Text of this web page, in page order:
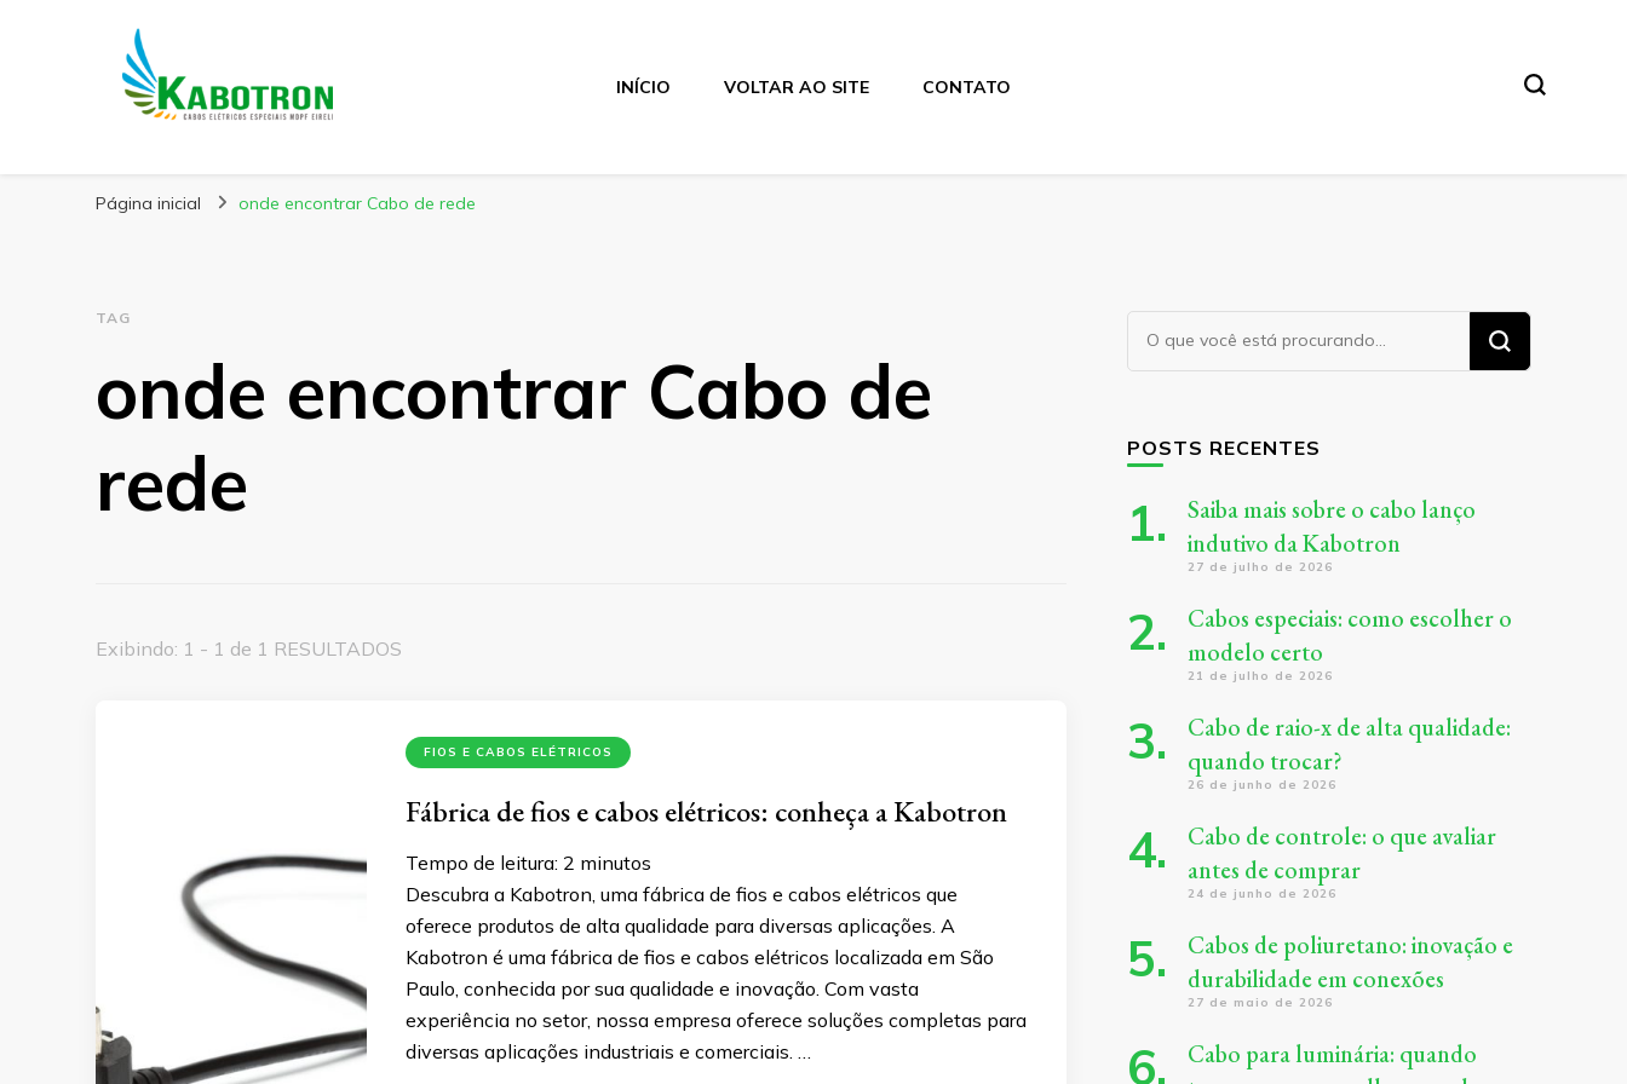
Kabotron
INÍCIO VOLTAR AO SITE CONTATO
Página inicial onde encontrar Cabo de rede
TAG
onde encontrar Cabo de
rede
Exibindo: 1 - 1 de 1 RESULTADOS
FIOS E CABOS ELÉTRICOS
Fábrica de fios e cabos elétricos: conheça a Kabotron
Tempo de leitura: 2 minutos
Descubra a Kabotron, uma fábrica de fios e cabos elétricos que
oferece produtos de alta qualidade para diversas aplicações. A
Kabotron é uma fábrica de fios e cabos elétricos localizada em São
Paulo, conhecida por sua qualidade e inovação. Com vasta
experiência no setor, nossa empresa oferece soluções completas para
diversas aplicações industriais e comerciais. …
Procurando
algo?
POSTS RECENTES
Saiba mais sobre o cabo lanço
indutivo da Kabotron
27 de julho de 2026
Cabos especiais: como escolher o
modelo certo
21 de julho de 2026
Cabo de raio-x de alta qualidade:
quando trocar?
26 de junho de 2026
Cabo de controle: o que avaliar
antes de comprar
24 de junho de 2026
Cabos de poliuretano: inovação e
durabilidade em conexões
27 de maio de 2026
Cabo para luminária: quando